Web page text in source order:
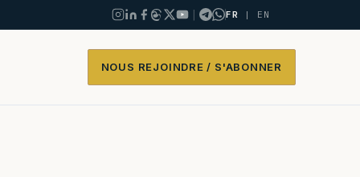
| FR | EN
NOUS REJOINDRE / S'ABONNER